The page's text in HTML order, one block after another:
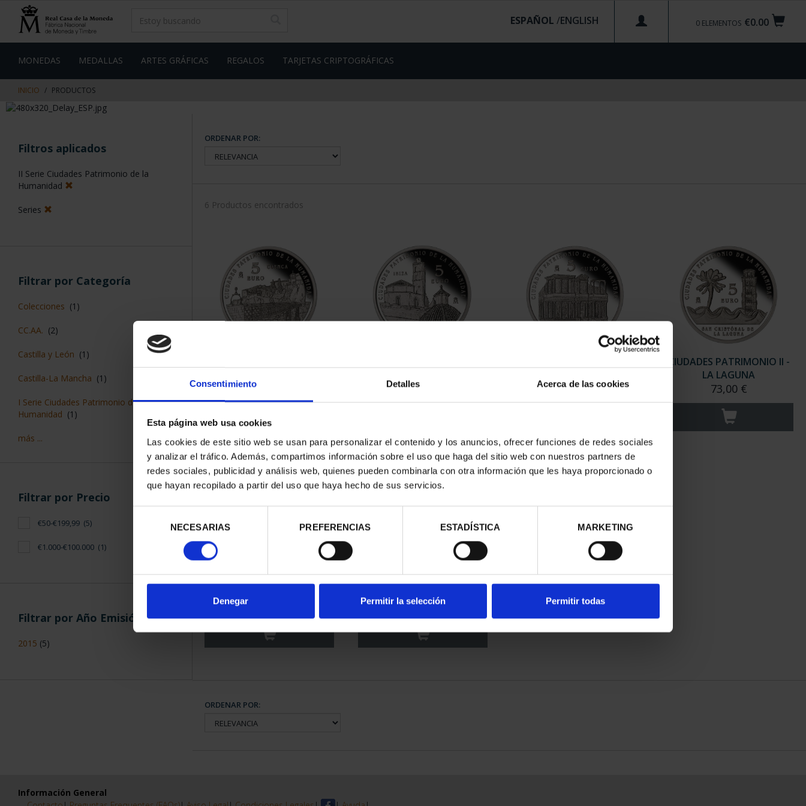
Consentimiento Detalles Acerca de las cookies
Esta página web usa cookies
Las cookies de este sitio web se usan para personalizar el contenido y los anuncios, ofrecer funciones de redes sociales
y analizar el tráfico. Además, compartimos información sobre el uso que haga del sitio web con nuestros partners de
redes sociales, publicidad y análisis web, quienes pueden combinarla con otra información que les haya proporcionado o
que hayan recopilado a partir del uso que haya hecho de sus servicios.
consentimiento
NECESARIAS PREFERENCIAS ESTADÍSTICA MARKETING
Denegar Permitir la selección Permitir todas
contenido
de
€0.00
0 ELEMENTOS
ESPAÑOL /
MONEDAS MEDALLAS ARTES GRÁFICAS REGALOS TARJETAS CRIPTOGRÁFICAS
INICIO PRODUCTOS
Filtros aplicados
II Serie Ciudades Patrimonio de la
Humanidad
Series
Filtrar por Categoría
Colecciones (1)
CC.AA. (2)
Castilla y León (1)
Castilla-La Mancha (1)
I Serie Ciudades Patrimonio de la
Humanidad (1)
más ...
Filtrar por Precio
€50-€199,99 (5)
€1.000-€100.000 (1)
Filtrar por Año Emisión
2015 (5)
ORDENAR POR:
6 Productos encontrados
73,00 € 73,00 € 73,00 €
CIUDADES PATRIMONIO II -
LA LAGUNA
73,00 €
CIUDADES PATRIMONIO II -
CIUDADES PATRIMONIO DE
1.095,00 €
ORDENAR POR:
Información General